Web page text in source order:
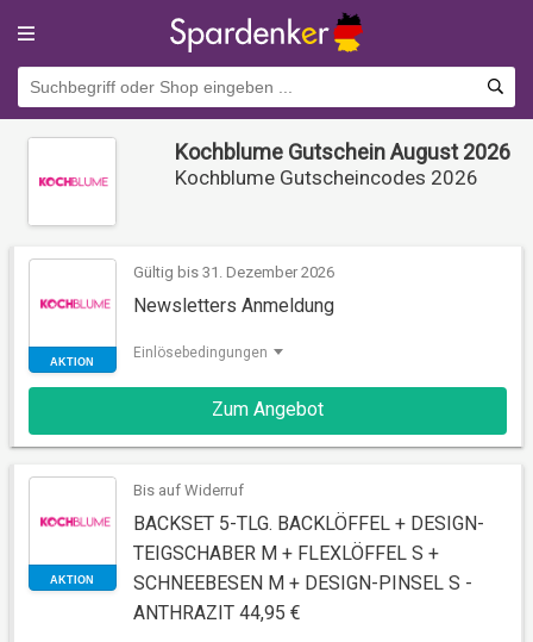
Kochblume Gutschein August 2026
Kochblume Gutscheincodes 2026
Gültig bis 31. Dezember 2026
Newsletters Anmeldung
Einlösebedingungen
Zum Angebot
Bis auf Widerruf
BACKSET 5-TLG. BACKLÖFFEL + DESIGN-
TEIGSCHABER M + FLEXLÖFFEL S +
SCHNEEBESEN M + DESIGN-PINSEL S -
ANTHRAZIT 44,95 €